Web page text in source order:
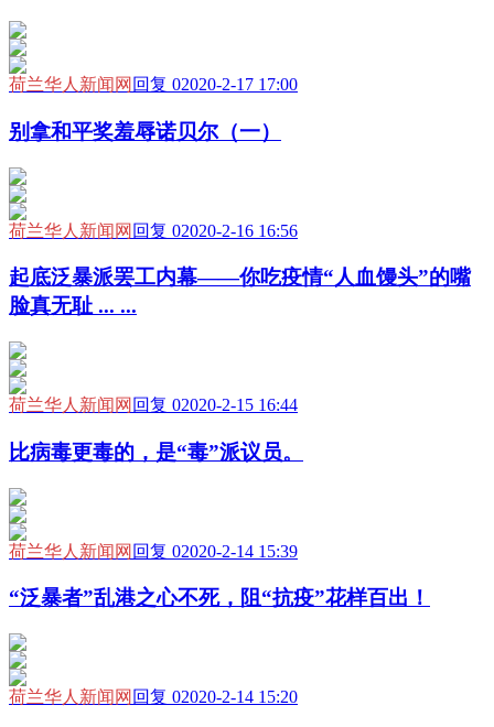
荷兰华人新闻网 回复 02020-2-17 17:00
别拿和平奖羞辱诺贝尔（一）
荷兰华人新闻网 回复 02020-2-16 16:56
起底泛暴派罢工内幕——你吃疫情“人血馒头”的嘴
脸真无耻 ... ...
荷兰华人新闻网 回复 02020-2-15 16:44
比病毒更毒的，是“毒”派议员。
荷兰华人新闻网 回复 02020-2-14 15:39
“泛暴者”乱港之心不死，阻“抗疫”花样百出！
荷兰华人新闻网 回复 02020-2-14 15:20